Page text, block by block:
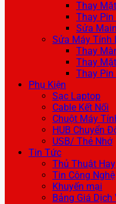
Thay
Thay Pin
Sửa
Sửa Máy Tính
Thay
Thay
Thay Pin
Phụ Kiện
Sạc Laptop
Cable Kết Nối
Chuột Máy
HUB Chuyển
USB/ Thẻ Nhớ
Tin Tức
Thủ Thuật Hay
Tin Công Nghệ
Khuyến mại
Bảng Giá Dịch